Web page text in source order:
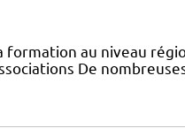
au niveau
De